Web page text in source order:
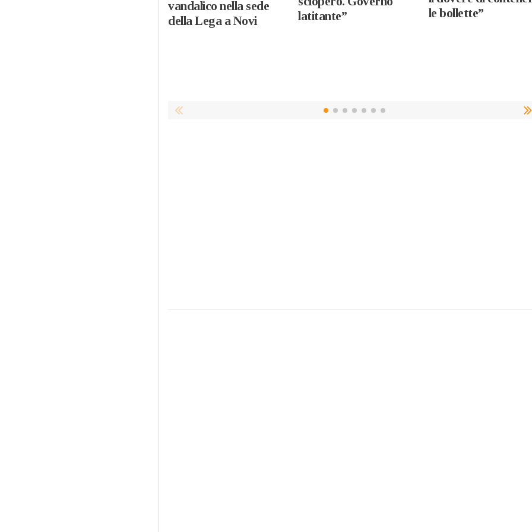
vandalico nella sede
della Lega a Novi
latitante”
le bollette”